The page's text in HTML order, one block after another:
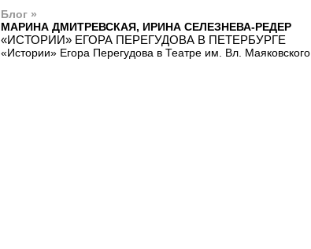
Блог »
МАРИНА ДМИТРЕВСКАЯ, ИРИНА СЕЛЕЗНЕВА-РЕДЕР
«ИСТОРИИ» ЕГОРА ПЕРЕГУДОВА В ПЕТЕРБУРГЕ
«Истории» Егора Перегудова в Театре им. Вл. Маяковского